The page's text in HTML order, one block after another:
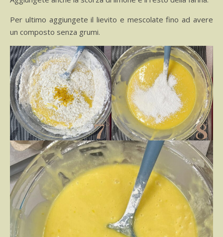
Per ultimo aggiungete il lievito e mescolate fino ad avere
un composto senza grumi.